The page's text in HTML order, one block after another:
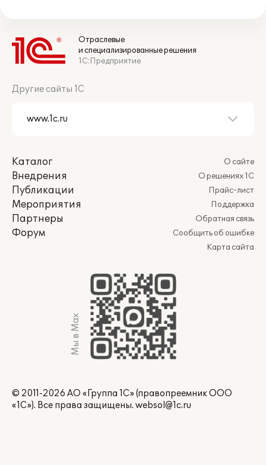
Отраслевые
и специализированные решения
1С:Предприятие
Другие сайты 1С
Каталог
Внедрения
Публикации
Мероприятия
Партнеры
Форум
О сайте
О решениях 1С
Прайс-лист
Поддержка
Обратная связь
Сообщить об ошибке
Карта сайта
Мы в Max
© 2011-2026 АО «Группа 1С» (правопреемник ООО
«1С»). Все права защищены. websol@1c.ru